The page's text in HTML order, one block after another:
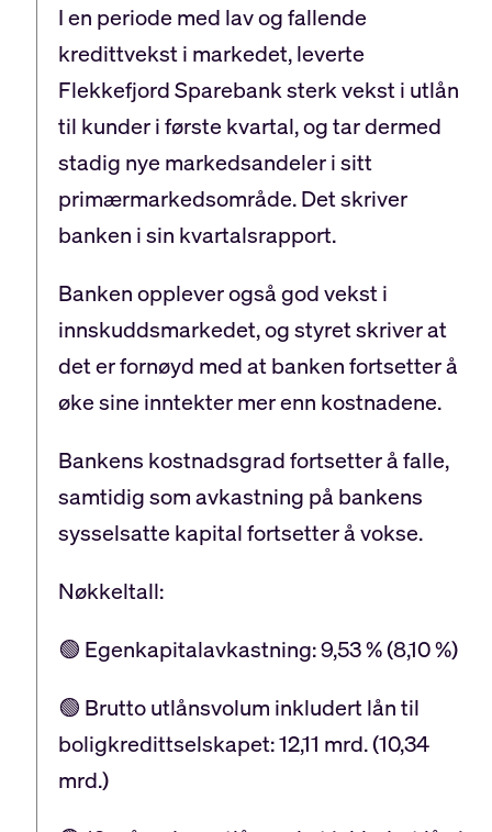
I en periode med lav og fallende
kredittvekst i markedet, leverte
Flekkefjord Sparebank sterk vekst i utlån
til kunder i første kvartal, og tar dermed
stadig nye markedsandeler i sitt
primærmarkedsområde. Det skriver
banken i sin kvartalsrapport.
Banken opplever også god vekst i
innskuddsmarkedet, og styret skriver at
det er fornøyd med at banken fortsetter å
øke sine inntekter mer enn kostnadene.
Bankens kostnadsgrad fortsetter å falle,
samtidig som avkastning på bankens
sysselsatte kapital fortsetter å vokse.
Nøkkeltall:
🟢 Egenkapitalavkastning: 9,53 % (8,10 %)
🟢 Brutto utlånsvolum inkludert lån til
boligkredittselskapet: 12,11 mrd. (10,34
mrd.)